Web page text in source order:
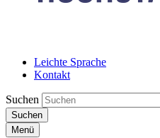
Leichte Sprache
Kontakt
Suchen
Suchen
Menü